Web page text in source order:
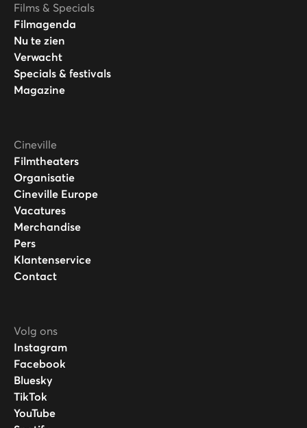
Films & Specials
Filmagenda
Nu te zien
Verwacht
Specials & festivals
Magazine
Cineville
Filmtheaters
Organisatie
Cineville Europe
Vacatures
Merchandise
Pers
Klantenservice
Contact
Volg ons
Instagram
Facebook
Bluesky
TikTok
YouTube